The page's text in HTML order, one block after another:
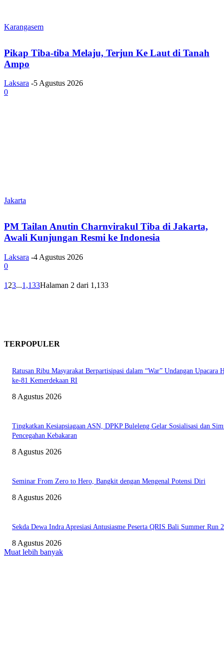
Karangasem
Pikap Tiba-tiba Melaju, Terjun Ke Laut di Tanah
Ampo
Laksara -5 Agustus 2026
0
Jakarta
PM Tailan Anutin Charnvirakul Tiba di Jakarta,
Awali Kunjungan Resmi ke Indonesia
Laksara -4 Agustus 2026
0
1 23...1,133Halaman 2 dari 1,133
TERPOPULER
Ratusan Ribu Masyarakat Berpartisipasi dalam “War” Undangan Upacara
ke-81 Kemerdekaan RI
8 Agustus 2026
Tingkatkan Kesiapsiagaan ASN, DPKP Buleleng Gelar Sosialisasi dan
Pencegahan Kebakaran
8 Agustus 2026
Seminar From Zero to Hero, Bangkit dengan Mengenal Potensi Diri
8 Agustus 2026
Sekda Dewa Indra Apresiasi Antusiasme Peserta QRIS Bali Summer Run
8 Agustus 2026
Muat lebih banyak